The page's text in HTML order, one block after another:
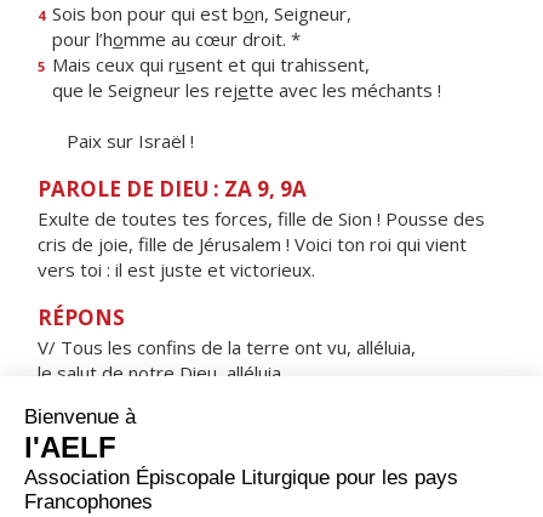
4 Sois bon pour qui est bon, Seigneur,
pour l’homme au cœur droit. *
5 Mais ceux qui rusent et qui trahissent,
que le Seigneur les rejette avec les méchants !
Paix sur Israël !
PAROLE DE DIEU : ZA 9, 9A
Exulte de toutes tes forces, fille de Sion ! Pousse des
cris de joie, fille de Jérusalem ! Voici ton roi qui vient
vers toi : il est juste et victorieux.
RÉPONS
V/ Tous les confins de la terre ont vu, alléluia,
le salut de notre Dieu, alléluia.
ORAISON
Dieu tout-puissant, par la maternité virginale de la
bienheureuse Marie, tu as offert au genre humain les
trésors du salut éternel ; accorde-nous de sentir